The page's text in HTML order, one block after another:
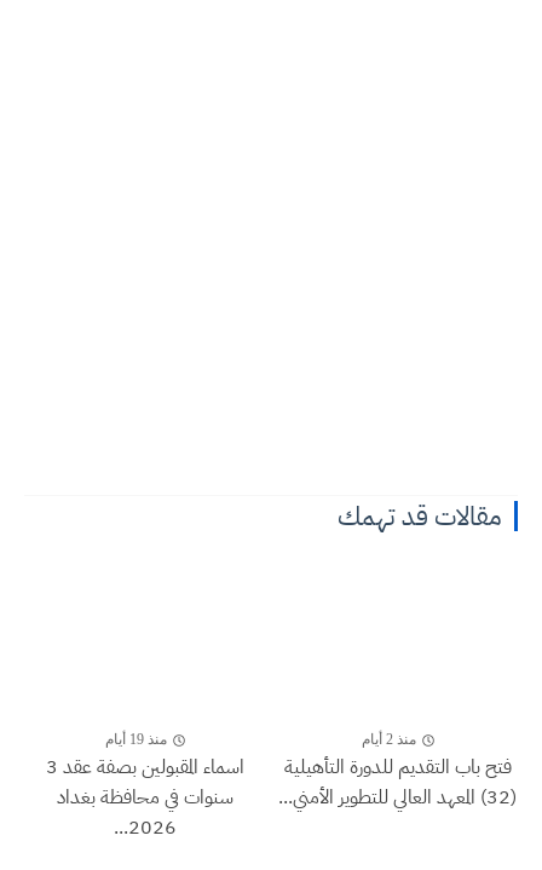
مقالات قد تهمك
منذ 2 أيام
فتح باب التقديم للدورة التأهيلية
(32) المعهد العالي للتطوير الأمني...
منذ 19 أيام
اسماء المقبولين بصفة عقد 3
سنوات في محافظة بغداد
2026...